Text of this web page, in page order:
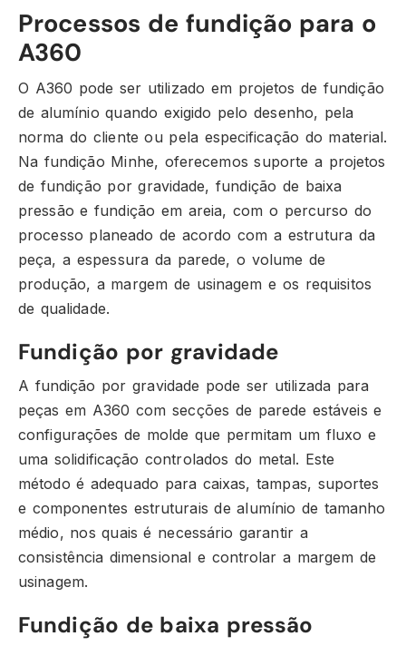
Processos de fundição para o
A360
O A360 pode ser utilizado em projetos de fundição
de alumínio quando exigido pelo desenho, pela
norma do cliente ou pela especificação do material.
Na fundição Minhe, oferecemos suporte a projetos
de fundição por gravidade, fundição de baixa
pressão e fundição em areia, com o percurso do
processo planeado de acordo com a estrutura da
peça, a espessura da parede, o volume de
produção, a margem de usinagem e os requisitos
de qualidade.
Fundição por gravidade
A fundição por gravidade pode ser utilizada para
peças em A360 com secções de parede estáveis e
configurações de molde que permitam um fluxo e
uma solidificação controlados do metal. Este
método é adequado para caixas, tampas, suportes
e componentes estruturais de alumínio de tamanho
médio, nos quais é necessário garantir a
consistência dimensional e controlar a margem de
usinagem.
Fundição de baixa pressão